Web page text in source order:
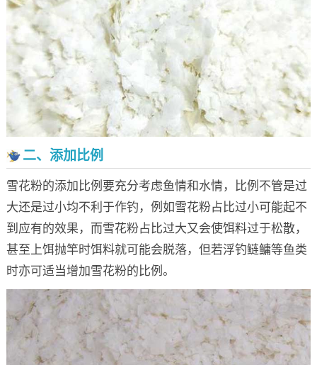
二、添加比例
雪花粉的添加比例要充分考虑鱼情和水情，比例不管是过
大还是过小均不利于作钓，例如雪花粉占比过小可能起不
到应有的效果，而雪花粉占比过大又会使饵料过于松散，
甚至上饵抛竿时饵料就可能会脱落，但若浮钓鲢鳙等鱼类
时亦可适当增加雪花粉的比例。